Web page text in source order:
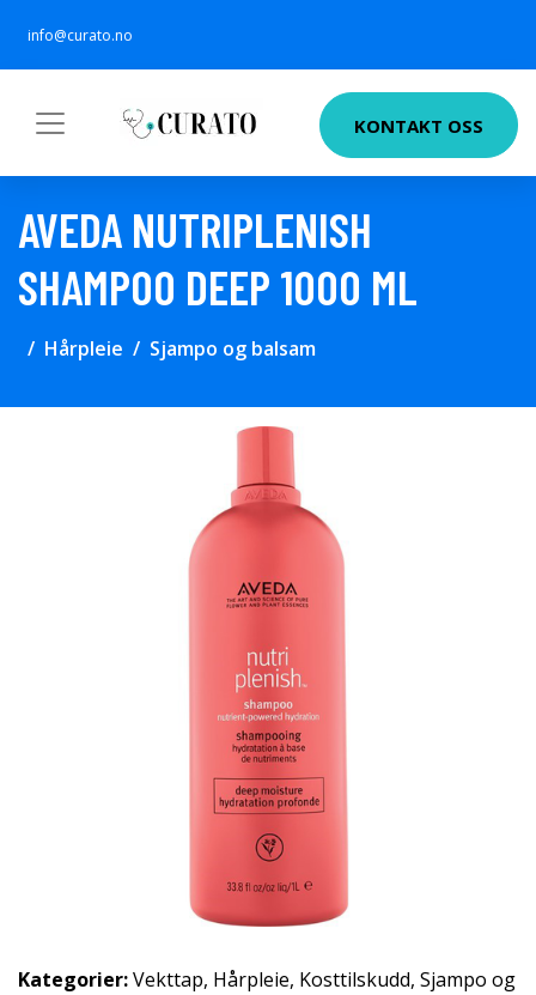
info@curato.no
KONTAKT OSS
AVEDA NUTRIPLENISH
SHAMPOO DEEP 1000 ML
Hårpleie Sjampo og balsam
Kategorier:Vekttap, Hårpleie, Kosttilskudd, Sjampo og